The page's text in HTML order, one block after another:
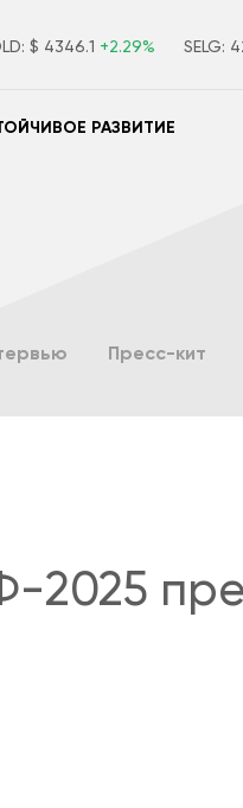
$ 4346.1 +2.29% SELG:
РАЗВИТИЕ
Пресс-кит